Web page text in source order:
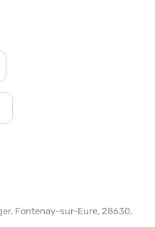
Fontenay-sur-Eure, 28630,